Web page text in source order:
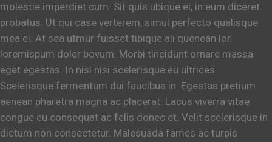
molestie imperdiet cum. Sit quis ubique ei, in eum diceret
probatus. Ut qui case verterem, simul perfecto qualisque
mea ei. At sea utmur fuisset tibique ali quenean lor.
loremispum doler bovum. Morbi tincidunt ornare massa
eget egestas. In nisl nisi scelerisque eu ultrices.
Scelerisque fermentum dui faucibus in. Egestas pretium
aenean pharetra magna ac placerat. Lacus viverra vitae
congue eu consequat ac felis donec et. Velit scelerisque in
dictum non consectetur. Malesuada fames ac turpis